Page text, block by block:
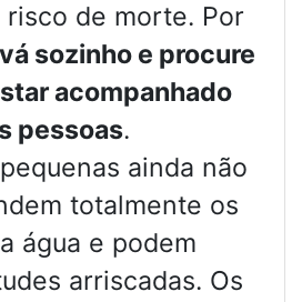
risco de morte. Por
sozinho e procure
acompanhado
pessoas.
ainda não
totalmente os
água e podem
arriscadas. Os